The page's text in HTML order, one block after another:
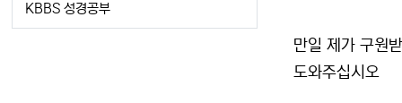
만일 제가 구원
도와주십시오
KBBS 성경공부